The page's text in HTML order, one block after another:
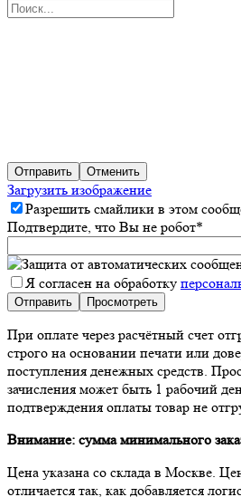
Отправить Отменить
Загрузить изображение
Разрешить смайлики в этом
Подтвердите, что Вы не робот*
Я согласен на обработку
При оплате через расчётный счет
строго на основании печати или
поступления денежных средств.
зачисления может быть 1 рабочий
подтверждения оплаты товар не
Внимание: сумма минимального
Цена указана со склада в Москве.
отличается так, как добавляется